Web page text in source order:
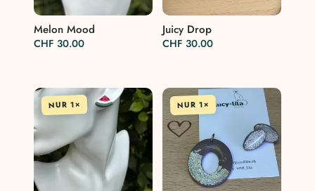
Melon Mood
CHF 30.00
Juicy Drop
CHF 30.00
NUR 1× NUR 1×